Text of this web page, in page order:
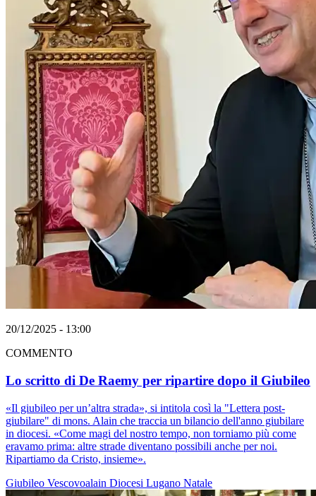
20/12/2025 - 13:00
COMMENTO
Lo scritto di De Raemy per ripartire dopo il Giubileo
«Il giubileo per un’altra strada», si intitola così la "Lettera post-
giubilare" di mons. Alain che traccia un bilancio dell'anno giubilare
in diocesi. «Come magi del nostro tempo, non torniamo più come
eravamo prima: altre strade diventano possibili anche per noi.
Ripartiamo da Cristo, insieme».
Giubileo Vescovoalain Diocesi Lugano Natale